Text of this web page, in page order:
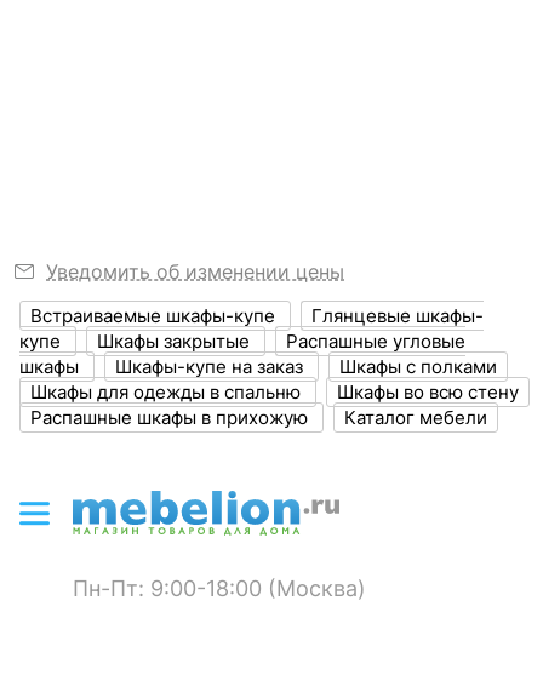
мм
16
Объем упаковки,
куб. м
?
1.03
Масса брутто, кг 260
Цвет фасада ? белый, фиолетовый
Цвет корпуса ? белый
72 215 р.
Скрыть
Шкаф-купе Мебелеф-21
68 250 р.
Шкаф-купе Мебелеф-17
72 215 р.
Уведомить об изменении цены
Встраиваемые шкафы-купе
Глянцевые шкафы-
купе
Шкафы закрытые
Распашные угловые
шкафы
Шкафы-купе на заказ
Шкафы с полками
Шкафы для одежды в спальню
Шкафы во всю стену
Распашные шкафы в прихожую
Каталог мебели
Пн-Пт: 9:00-18:00 (Москва)